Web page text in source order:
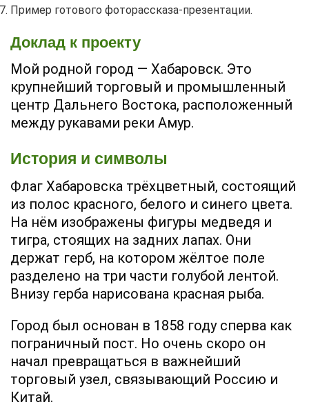
Пример готового фоторассказа-презентации.
Доклад к проекту
Мой родной город — Хабаровск. Это
крупнейший торговый и промышленный
центр Дальнего Востока, расположенный
между рукавами реки Амур.
История и символы
Флаг Хабаровска трёхцветный, состоящий
из полос красного, белого и синего цвета.
На нём изображены фигуры медведя и
тигра, стоящих на задних лапах. Они
держат герб, на котором жёлтое поле
разделено на три части голубой лентой.
Внизу герба нарисована красная рыба.
Город был основан в 1858 году сперва как
пограничный пост. Но очень скоро он
начал превращаться в важнейший
торговый узел, связывающий Россию и
Китай.